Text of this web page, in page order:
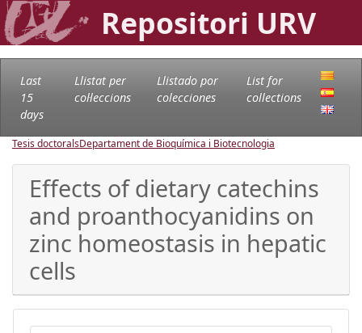
Repositori URV
Last
15
days
Llistat per
col·leccions
Llistado por
colecciones
List for
collections
Tesis doctoralsDepartament de Bioquímica i Biotecnologia
Effects of dietary catechins
and proanthocyanidins on
zinc homeostasis in hepatic
cells